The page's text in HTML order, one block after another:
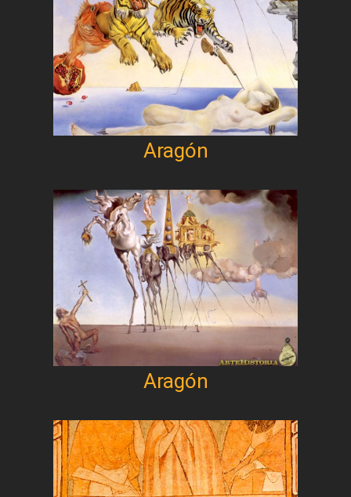
Aragón
Aragón